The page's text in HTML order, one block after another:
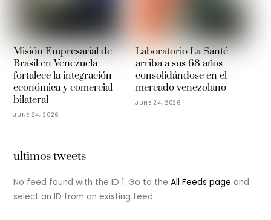
Misión Empresarial de
Brasil en Venezuela
fortalece la integración
económica y comercial
bilateral
JUNE 24, 2026
Laboratorio La Santé
arriba a sus 68 años
consolidándose en el
mercado venezolano
JUNE 24, 2026
ultimos tweets
No feed found with the ID 1. Go to theAll Feeds page and
select an ID from an existing feed.